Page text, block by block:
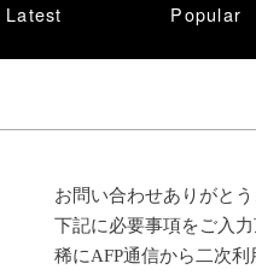
Latest Popular
お問い合わせありがとう
下記に必要事項をご入
稀にAFP通信から二次